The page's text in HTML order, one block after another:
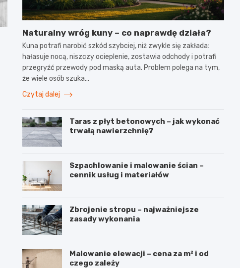
Naturalny wróg kuny – co naprawdę działa?
Kuna potrafi narobić szkód szybciej, niż zwykle się zakłada:
hałasuje nocą, niszczy ocieplenie, zostawia odchody i potrafi
przegryźć przewody pod maską auta. Problem polega na tym,
że wiele osób szuka…
Czytaj dalej
Taras z płyt betonowych – jak wykonać
trwałą nawierzchnię?
Szpachlowanie i malowanie ścian –
cennik usług i materiałów
Zbrojenie stropu – najważniejsze
zasady wykonania
Malowanie elewacji – cena za m² i od
czego zależy